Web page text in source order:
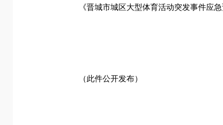
《晋城市城区大型体育活动突发事件应
（此件公开发布）